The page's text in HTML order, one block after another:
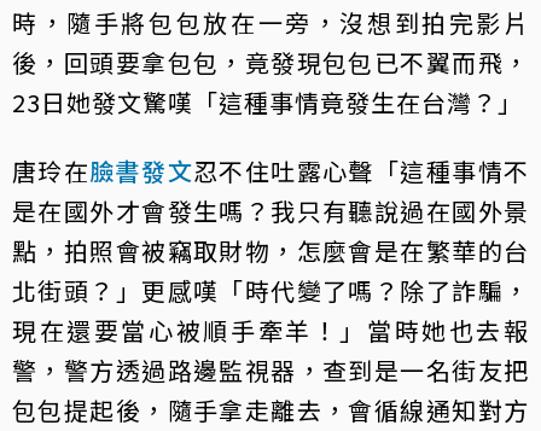
時，隨手將包包放在一旁，沒想到拍完影片
後，回頭要拿包包，竟發現包包已不翼而飛，
23日她發文驚嘆「這種事情竟發生在台灣？」
唐玲在臉書發文忍不住吐露心聲「這種事情不
是在國外才會發生嗎？我只有聽說過在國外景
點，拍照會被竊取財物，怎麼會是在繁華的台
北街頭？」更感嘆「時代變了嗎？除了詐騙，
現在還要當心被順手牽羊！」當時她也去報
警，警方透過路邊監視器，查到是一名街友把
包包提起後，隨手拿走離去，會循線通知對方